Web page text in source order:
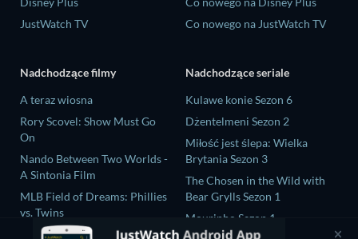
JustWatch TV
Co nowego na JustWatch TV
Nadchodzące filmy
A teraz wiosna
Rory Scovel: Show Must Go
On
Nando Between Two Worlds -
A Sintonia Film
MLB Field of Dreams: Phillies
vs. Twins
This, That, and Everything in
Nadchodzące seriale
Kulawe konie Sezon 6
Dżentelmeni Sezon 2
Miłość jest ślepa: Wielka
Brytania Sezon 3
The Chosen in the Wild with
Bear Grylls Sezon 1
Mourinho Sezon 1